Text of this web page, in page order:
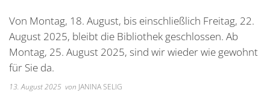
2025
2026
Stellenangebote Bauhofmitarbeiter für
Bekanntmachungen
Errichtung von
Integration
Friedhof
Friedhof
Wohnmobilstellplatz
Wein, Bier und Edelbrände
Von Montag, 18. August, bis einschließlich Freitag, 22.
August 2025, bleibt die Bibliothek geschlossen. Ab
Montag, 25. August 2025, sind wir wieder wie gewohnt
für Sie da.
13. August 2025 von JANINA SELIG